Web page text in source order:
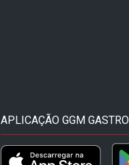
APLICAÇÃO GGM GASTRO